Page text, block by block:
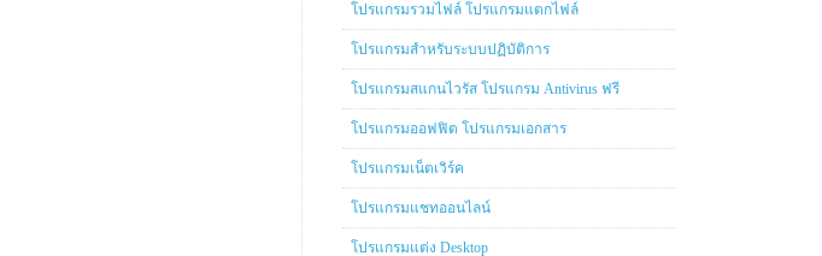
โปรแกรมรวมไฟล์ โปรแกรมแตกไฟล์
โปรแกรมสำหรับระบบปฏิบัติการ
โปรแกรมสแกนไวรัส โปรแกรม Antivirus ฟรี
โปรแกรมออฟฟิต โปรแกรมเอกสาร
โปรแกรมเน็ตเวิร์ค
โปรแกรมแชทออนไลน์
โปรแกรมแต่ง Desktop